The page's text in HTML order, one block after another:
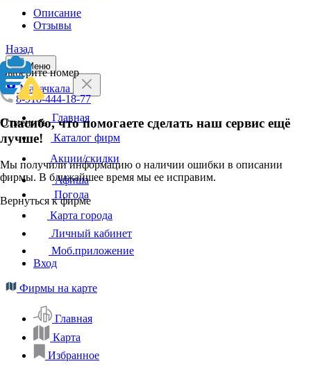
Описание
Отзывы
Назад
Выберите номер
8-918-444-18-77
Отменить
Спасибо, что помогаете сделать наш сервис ещё
лучше!
Мы получили информацию о наличии ошибки в описании
фирмы. В ближайшее время мы ее исправим.
Вернуться к фирме
Меню
Махачкала
Главная
Каталог фирм
Акции/скидки
Афиша
Погода
Карта города
Личный кабинет
Моб.приложение
Вход
Фирмы на карте
Главная
Карта
Избранное